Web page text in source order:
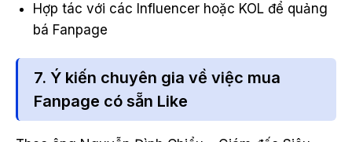
Hợp tác với các Influencer hoặc KOL để quảng
bá Fanpage
7. Ý kiến chuyên gia về việc mua
Fanpage có sẵn Like